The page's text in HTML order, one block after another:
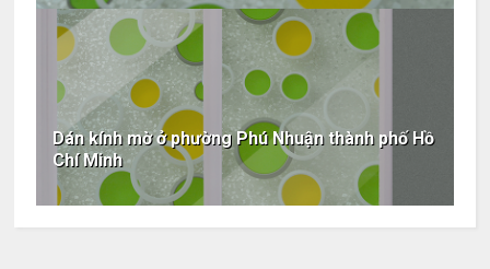
Dán kính mờ ở phường Phú Nhuận thành phố Hồ
Chí Minh